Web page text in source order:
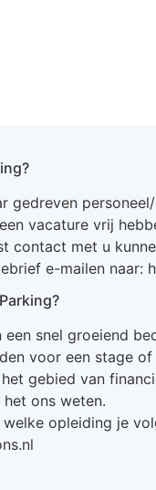
gedreven
vacature vrij
contact met u
e-mailen naar:
snel groeiend
voor een stage
gebied van
ons weten.
opleiding je